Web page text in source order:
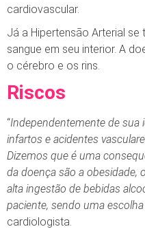
cardiovascular.
Já a Hipertensão Arterial
sangue em seu interior. A
o cérebro e os rins.
Riscos
“Independentemente de sua
infartos e acidentes
Dizemos que é uma
da doença são a obesidade,
alta ingestão de bebidas
paciente, sendo uma
cardiologista.